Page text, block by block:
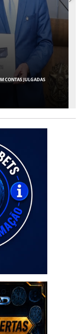
ENTRETENIMENTO
ARACAJU RECEBE ESPETÁCULO